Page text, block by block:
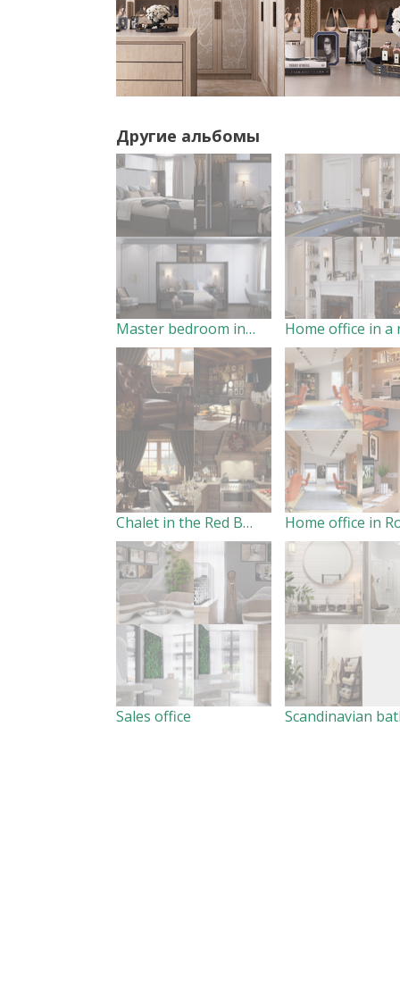
Другие альбомы
Master bedroom in a residential house
Chalet in the Red Bor
Sales office